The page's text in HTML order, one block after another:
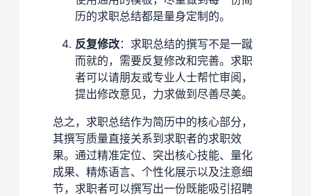
历的求职总结都是量身定制的。
反复修改：求职总结的撰写不是一蹴
而就的，需要反复修改和完善。求职
者可以请朋友或专业人士帮忙审阅，
提出修改意见，力求做到尽善尽美。
总之，求职总结作为简历中的核心部分，
其撰写质量直接关系到求职者的求职效
果。通过精准定位、突出核心技能、量化
成果、精炼语言、个性化展示以及注意细
节，求职者可以撰写出一份既能吸引招聘